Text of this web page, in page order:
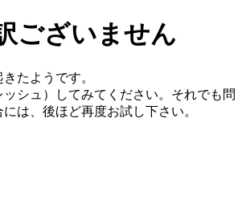
ございません
たようです。
シュ）してみてください。それでも問
は、後ほど再度お試し下さい。